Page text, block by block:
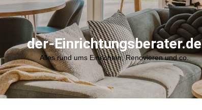
der-Einrichtungsberater.de
Alles rund ums Einrichten, Renovieren und co.